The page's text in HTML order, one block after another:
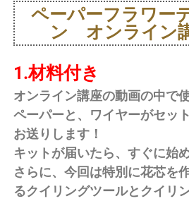
ペーパーフラワー
ン オンライン
1.材料付き
オンライン講座の動画の中で
ペーパーと、ワイヤーがセッ
お送りします！
キットが届いたら、すぐに始
さらに、今回は特別に花芯を
るクイリングツールとクイリ